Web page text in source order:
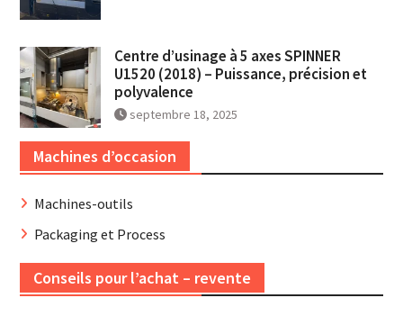
Centre d’usinage à 5 axes SPINNER
U1520 (2018) – Puissance, précision et
polyvalence
septembre 18, 2025
Machines d’occasion
Machines-outils
Packaging et Process
Conseils pour l’achat – revente